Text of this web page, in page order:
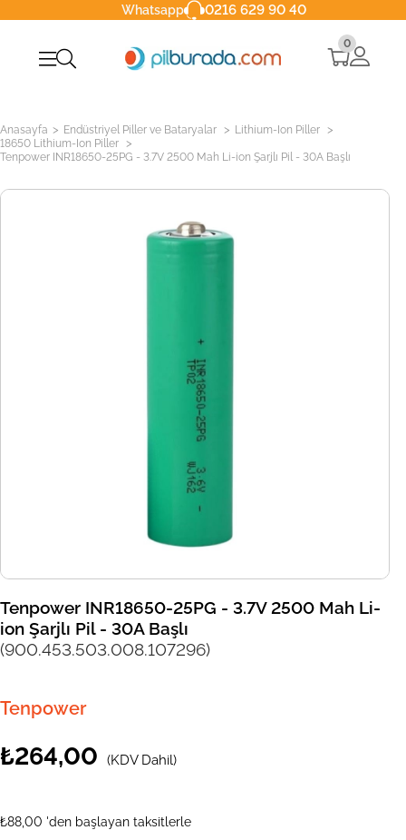
Whatsapp 0216 629 90 40
0
Anasayfa > Endüstriyel Piller ve Bataryalar > Lithium-Ion Piller >
18650 Lithium-Ion Piller >
Tenpower INR18650-25PG - 3.7V 2500 Mah Li-ion Şarjlı Pil - 30A Başlı
Tenpower INR18650-25PG - 3.7V 2500 Mah Li-
ion Şarjlı Pil - 30A Başlı
(900.453.503.008.107296)
Tenpower
₺264,00 (KDV Dahil)
₺88,00 'den başlayan taksitlerle